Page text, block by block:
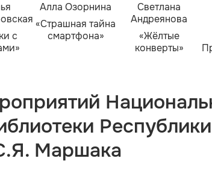
с
Алла Озорнина
«Страшная тайна
смартфона»
Светлана
Андреянова
«Жёлтые
конверты»
Республики
Маршака